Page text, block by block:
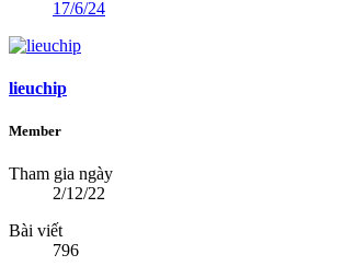
17/6/24
lieuchip
Member
Tham gia ngày
2/12/22
Bài viết
796